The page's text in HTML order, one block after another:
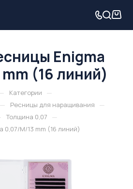
Enigma
(16 линий)
Категории —
— Ресницы для наращивания —
Толщина 0,07 —
0,07/M/13 mm (16 линий)